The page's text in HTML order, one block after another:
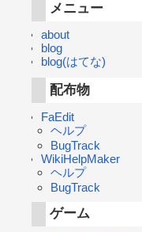
メニュー
about
blog
blog(はてな)
配布物
FaEdit
ヘルプ
BugTrack
WikiHelpMaker
ヘルプ
BugTrack
ゲーム